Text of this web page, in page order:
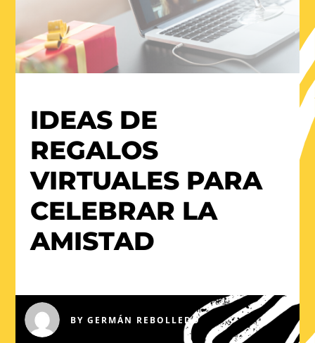
IDEAS DE
REGALOS
VIRTUALES PARA
CELEBRAR LA
AMISTAD
BY GERMÁN REBOLLEDO